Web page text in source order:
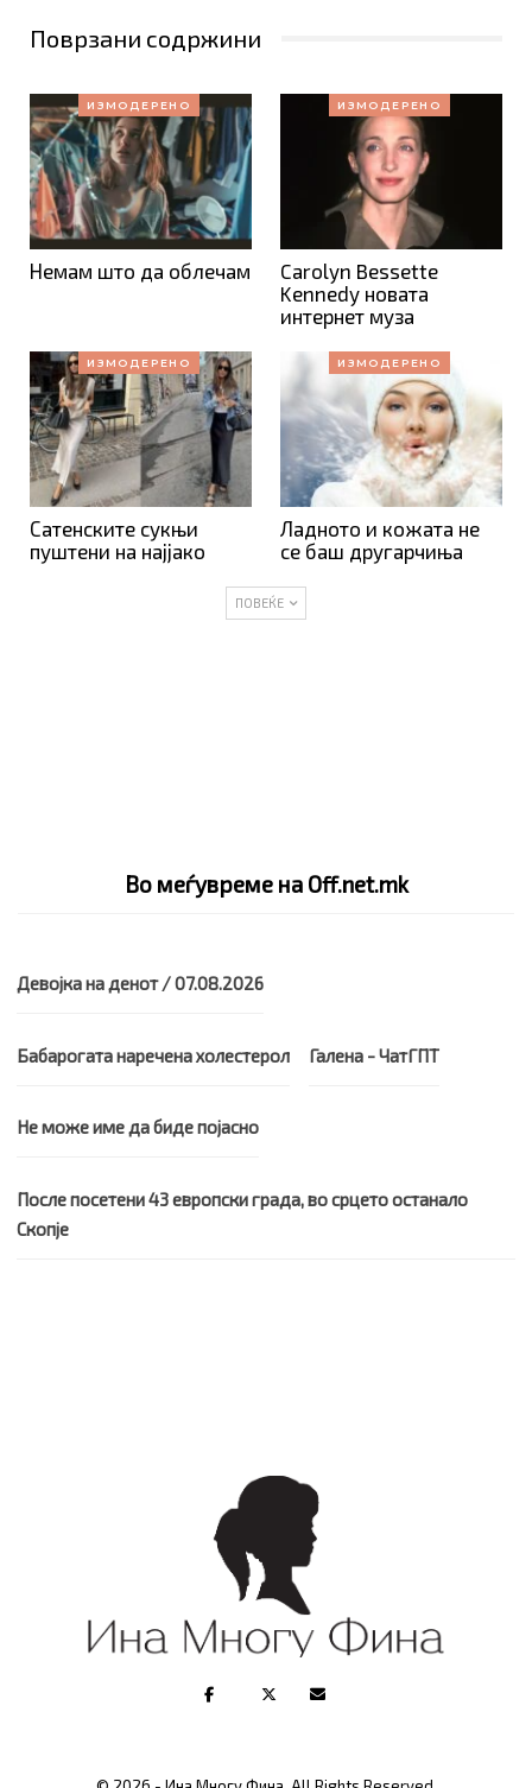
Поврзани содржини
ИЗМОДЕРЕНО
Немам што да облечам
ИЗМОДЕРЕНО
Carolyn Bessette
Kennedy новата
интернет муза
ИЗМОДЕРЕНО
Сатенските сукњи
пуштени на најјако
ИЗМОДЕРЕНО
Ладното и кожата не
се баш другарчиња
ПОВЕЌЕ
Во меѓувреме на Off.net.mk
Девојка на денот / 07.08.2026
Бабарогата наречена холестерол Галена - ЧатГПТ
Не може име да биде појасно
После посетени 43 европски града, во срцето останало
Скопје